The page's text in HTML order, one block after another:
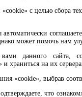
клавиши
с целью сбора
автоматически
может помочь нам
данного сайта,
храниться на их
«cookie», выбрав
что